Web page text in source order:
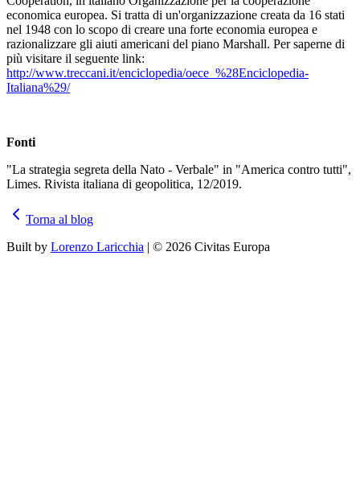
economica europea. Si tratta di un'organizzazione creata da 16 stati
nel 1948 con lo scopo di creare una forte economia europea e
razionalizzare gli aiuti americani del piano Marshall. Per saperne di
più visitare il seguente link:
http://www.treccani.it/enciclopedia/oece_%28Enciclopedia-
Italiana%29/
Fonti
"La strategia segreta della Nato - Verbale" in "America contro tutti",
Limes. Rivista italiana di geopolitica, 12/2019.
Torna al blog
Built by Lorenzo Laricchia | © 2026 Civitas Europa